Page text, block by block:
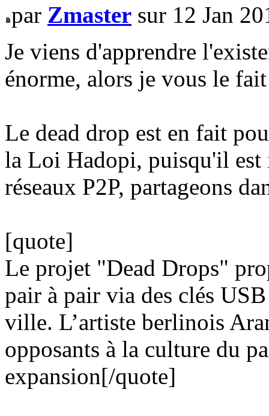
par Zmaster sur 12 Jan
Je viens d'apprendre
énorme, alors je vous le
Le dead drop est en fait
la Loi Hadopi, puisqu'il est
réseaux P2P, partageons
[quote]
Le projet "Dead Drops"
pair à pair via des clés
ville. L’artiste berlinois
opposants à la culture du
expansion[/quote]